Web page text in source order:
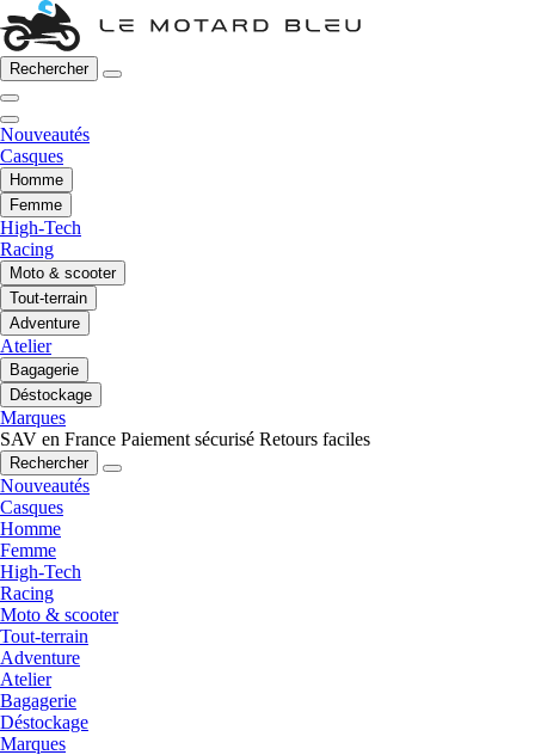
Rechercher
Nouveautés
Casques
Homme
Femme
High-Tech
Racing
Moto & scooter
Tout-terrain
Adventure
Atelier
Bagagerie
Déstockage
Marques
SAV en France Paiement sécurisé Retours faciles
Rechercher
Nouveautés
Casques
Homme
Femme
High-Tech
Racing
Moto & scooter
Tout-terrain
Adventure
Atelier
Bagagerie
Déstockage
Marques